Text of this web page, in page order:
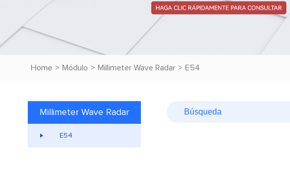
Home > Módulo > Millimeter Wave Radar > E54
Millimeter Wave Radar
E54